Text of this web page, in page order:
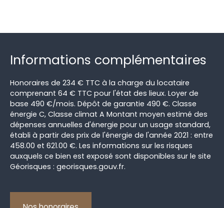
Informations complémentaires
Honoraires de 234 € TTC à la charge du locataire
comprenant 64 € TTC pour l'état des lieux. Loyer de
base 490 €/mois. Dépôt de garantie 490 €. Classe
énergie C, Classe climat A Montant moyen estimé des
dépenses annuelles d'énergie pour un usage standard,
établi à partir des prix de l'énergie de l'année 2021 : entre
458.00 et 621.00 €. Les informations sur les risques
auxquels ce bien est exposé sont disponibles sur le site
Géorisques : georisques.gouv.fr.